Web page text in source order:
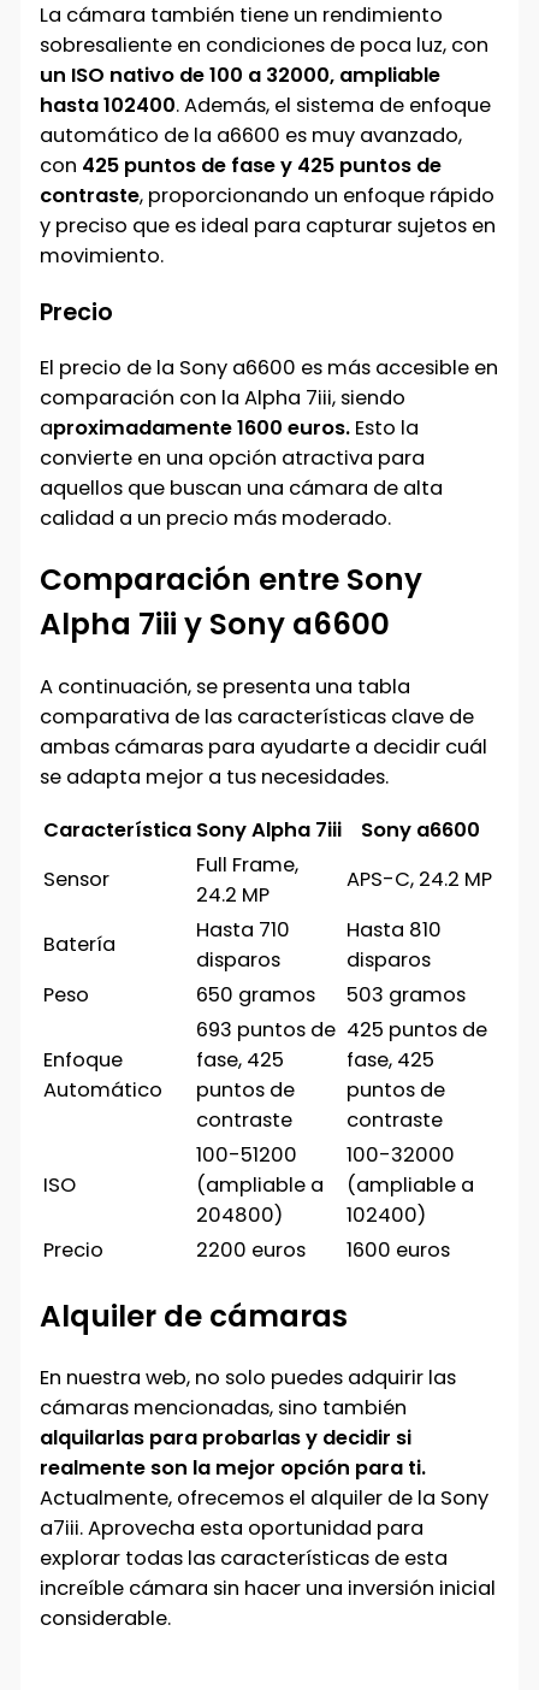
La cámara también tiene un rendimiento
sobresaliente en condiciones de poca luz, con
un ISO nativo de 100 a 32000, ampliable
hasta 102400. Además, el sistema de enfoque
automático de la a6600 es muy avanzado,
con 425 puntos de fase y 425 puntos de
contraste, proporcionando un enfoque rápido
y preciso que es ideal para capturar sujetos en
movimiento.
Precio
El precio de la Sony a6600 es más accesible en
comparación con la Alpha 7iii, siendo
aproximadamente 1600 euros. Esto la
convierte en una opción atractiva para
aquellos que buscan una cámara de alta
calidad a un precio más moderado.
Comparación entre Sony
Alpha 7iii y Sony a6600
A continuación, se presenta una tabla
comparativa de las características clave de
ambas cámaras para ayudarte a decidir cuál
se adapta mejor a tus necesidades.
Característica Sony Alpha 7iii
Sony a6600
Sensor
Full Frame,
24.2 MP
APS-C, 24.2 MP
Batería
Hasta 710
disparos
Hasta 810
disparos
Peso
650 gramos 503 gramos
Enfoque
Automático
693 puntos de
fase, 425
puntos de
contraste
425 puntos de
fase, 425
puntos de
contraste
ISO
100-51200
(ampliable a
204800)
100-32000
(ampliable a
102400)
Precio
2200 euros 1600 euros
Alquiler de cámaras
En nuestra web, no solo puedes adquirir las
cámaras mencionadas, sino también
alquilarlas para probarlas y decidir si
realmente son la mejor opción para ti.
Actualmente, ofrecemos el alquiler de la Sony
a7iii. Aprovecha esta oportunidad para
explorar todas las características de esta
increíble cámara sin hacer una inversión inicial
considerable.